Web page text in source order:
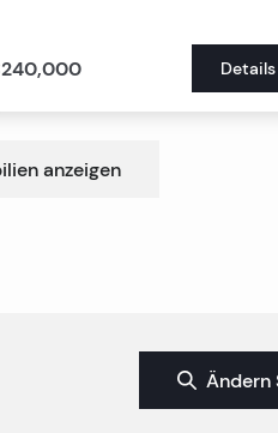
Details
anzeigen
Ändern